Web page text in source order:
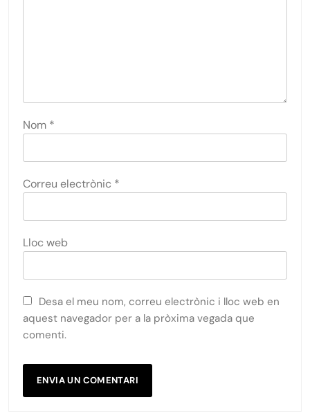
Nom *
Correu electrònic *
Lloc web
Desa el meu nom, correu electrònic i lloc web en
aquest navegador per a la pròxima vegada que
comenti.